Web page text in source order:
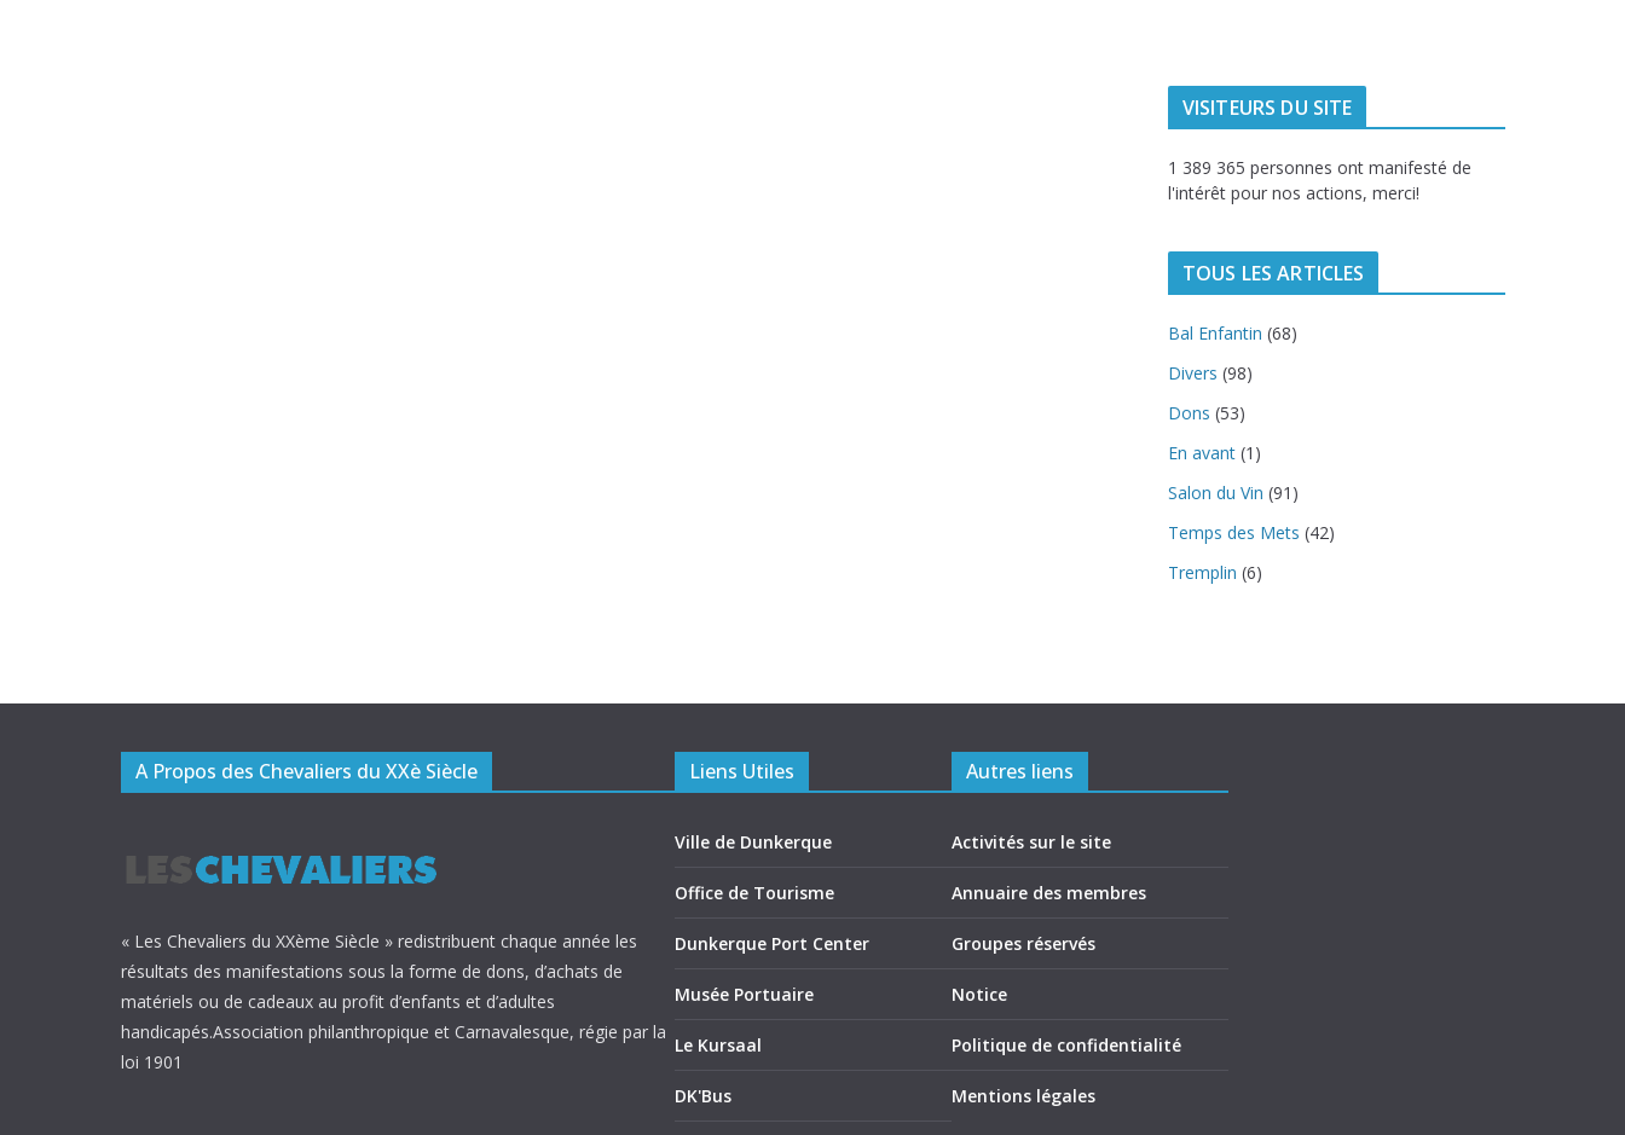
VISITEURS DU SITE
1 389 365 personnes ont manifesté de
l'intérêt pour nos actions, merci!
TOUS LES ARTICLES
Bal Enfantin (68)
Divers (98)
Dons (53)
En avant(1)
Salon du Vin (91)
Temps des Mets (42)
Tremplin (6)
A Propos des Chevaliers du XXè Siècle
« Les Chevaliers du XXème Siècle » redistribuent chaque année les
résultats des manifestations sous la forme de dons, d’achats de
matériels ou de cadeaux au profit d’enfants et d’adultes
handicapés.Association philanthropique et Carnavalesque, régie par la
loi 1901
Liens Utiles
Ville de Dunkerque
Office de Tourisme
Dunkerque Port Center
Musée Portuaire
Le Kursaal
DK'Bus
Autres liens
Activités sur le site
Annuaire des membres
Groupes réservés
Notice
Politique de confidentialité
Mentions légales